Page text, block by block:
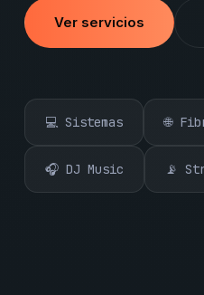
Ver servicios
💻 Sistemas 🌐
🎧 DJ Music 📡